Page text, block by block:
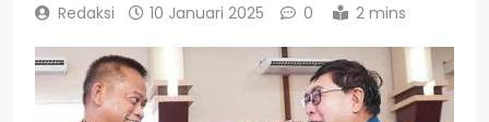
Redaksi 10 Januari 2025 0 2 mins